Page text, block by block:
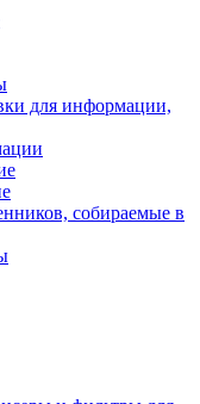
для информации,
собираемые в